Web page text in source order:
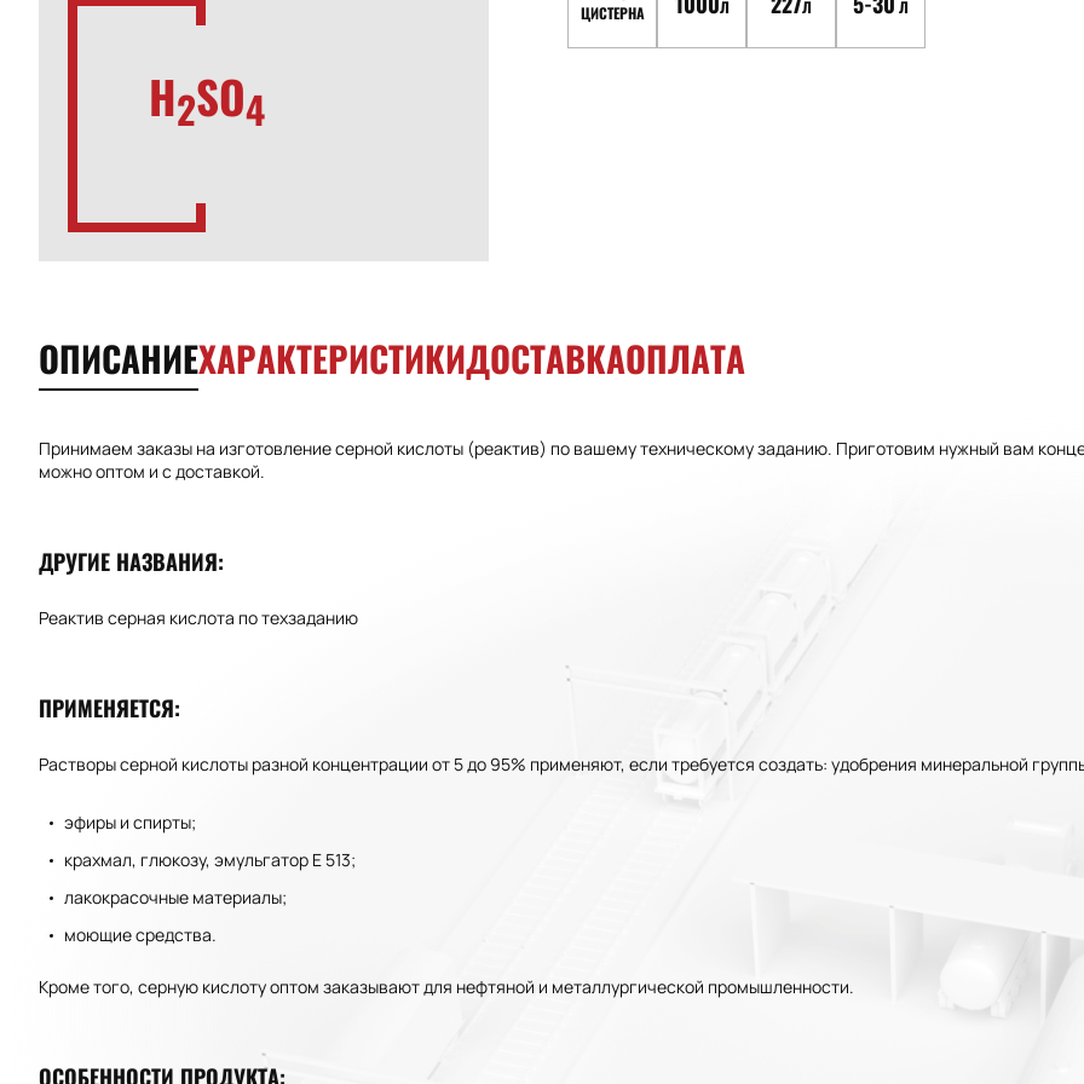
H2SO4
ЦИСТЕРНА
Л Л Л
ОПИСАНИЕХАРАКТЕРИСТИКИДОСТАВКАОПЛАТА
Принимаем заказы на изготовление серной кислоты (реактив) по вашему техническому заданию. Приготовим нужный вам
можно оптом и с доставкой.
ДРУГИЕ НАЗВАНИЯ:
Реактив серная кислота по техзаданию
ПРИМЕНЯЕТСЯ:
Растворы серной кислоты разной концентрации от 5 до 95% применяют, если требуется создать: удобрения минеральной
эфиры и спирты;
крахмал, глюкозу, эмульгатор Е 513;
лакокрасочные материалы;
моющие средства.
Кроме того, серную кислоту оптом заказывают для нефтяной и металлургической промышленности.
ОСОБЕННОСТИ ПРОДУКТА: